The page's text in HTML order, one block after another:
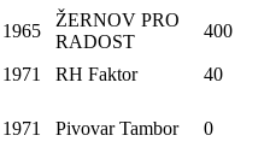
1965
ŽERNOV PRO
RADOST
400
1971 RH Faktor 40
1971 Pivovar Tambor 0